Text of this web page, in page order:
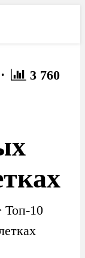
· 3 760
Топ-10